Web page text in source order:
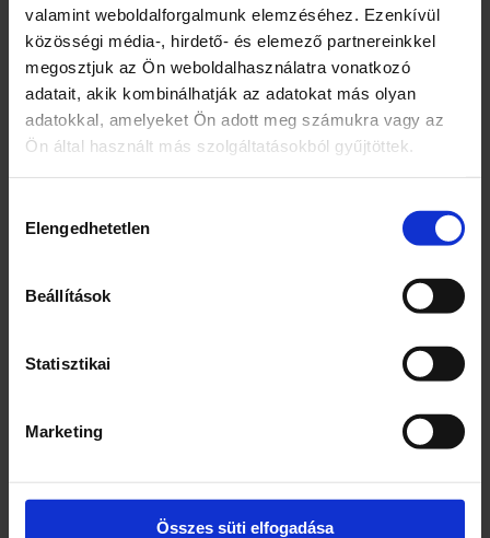
valamint weboldalforgalmunk elemzéséhez. Ezenkívül
közösségi média-, hirdető- és elemező partnereinkkel
megosztjuk az Ön weboldalhasználatra vonatkozó
adatait, akik kombinálhatják az adatokat más olyan
adatokkal, amelyeket Ön adott meg számukra vagy az
Ön által használt más szolgáltatásokból gyűjtöttek.
kiválasztása
Elengedhetetlen
Beállítások
Statisztikai
Marketing
Összes süti elfogadása
Vörösvérsejtek és hemoglobin normál
képződésének támogatására
Alma, feketerépa, paradicsom,
gránátalma, málna
+ vitaminokkal és ásványi anyagokkal
100% gyümölcs és zöldség
1
Összetevők
(alma 80%, paradicsom 4,5%, gránátalma
4%, acerola 3%, citrom)